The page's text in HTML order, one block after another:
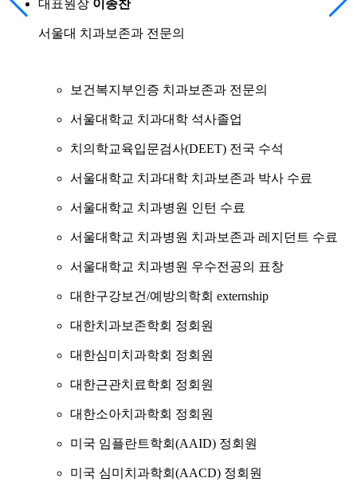
대표원장 이종찬
서울대 치과보존과 전문의
보건복지부인증 치과보존과 전문의
서울대학교 치과대학 석사졸업
치의학교육입문검사(DEET) 전국 수석
서울대학교 치과대학 치과보존과 박사 수료
서울대학교 치과병원 인턴 수료
서울대학교 치과병원 치과보존과 레지던트 수료
서울대학교 치과병원 우수전공의 표창
대한구강보건/예방의학회 externship
대한치과보존학회 정회원
대한심미치과학회 정회원
대한근관치료학회 정회원
대한소아치과학회 정회원
미국 임플란트학회(AAID) 정회원
미국 심미치과학회(AACD) 정회원